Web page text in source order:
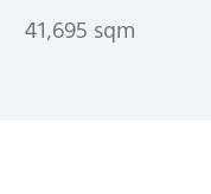
41,695 sqm